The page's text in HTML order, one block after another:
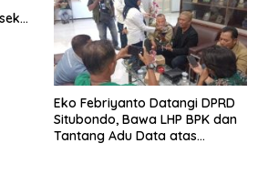
Eko Febriyanto Datangi DPRD
Situbondo, Bawa LHP BPK dan
Tantang Adu Data atas